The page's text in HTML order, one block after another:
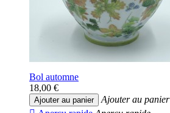
Bol automne
18,00 €
Ajouter au panier
Ajouter au panier